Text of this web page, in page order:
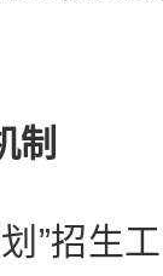
制
招生工